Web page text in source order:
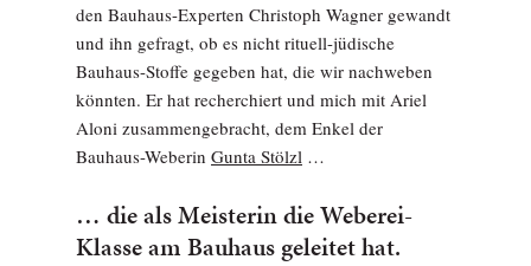
den Bauhaus-Experten Christoph Wagner gewandt
und ihn gefragt, ob es nicht rituell-jüdische
Bauhaus-Stoffe gegeben hat, die wir nachweben
könnten. Er hat recherchiert und mich mit Ariel
Aloni zusammengebracht, dem Enkel der
Bauhaus-Weberin Gunta Stölzl …
… die als Meisterin die Weberei-
Klasse am Bauhaus geleitet hat.